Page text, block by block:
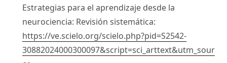
Estrategias para el aprendizaje desde la
neurociencia: Revisión sistemática:
https://ve.scielo.org/scielo.php?pid=S2542-
30882024000300097&script=sci_arttext&utm_sour